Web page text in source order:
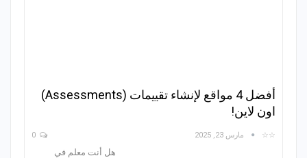
أفضل 4 مواقع لإنشاء تقييمات (Assessments)
اون لاين!
☆☆ مارس 23, 2025
هل أنت معلم في